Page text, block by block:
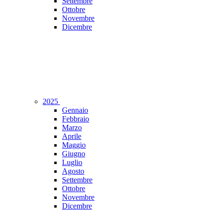
Ottobre
Novembre
Dicembre
2025
Gennaio
Febbraio
Marzo
Aprile
Maggio
Giugno
Luglio
Agosto
Settembre
Ottobre
Novembre
Dicembre